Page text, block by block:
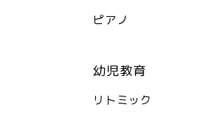
ピアノ
幼児教育
リトミック